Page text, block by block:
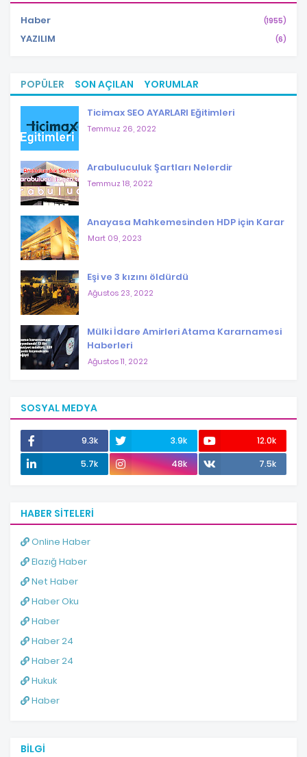
Haber (1955)
YAZILIM (6)
POPÜLER SON AÇILAN YORUMLAR
Ticimax SEO AYARLARI Eğitimleri
Temmuz 26, 2022
Arabuluculuk Şartları Nelerdir
Temmuz 18, 2022
Anayasa Mahkemesinden HDP için Karar
Mart 09, 2023
Eşi ve 3 kızını öldürdü
Ağustos 23, 2022
Mülki İdare Amirleri Atama Kararnamesi
Haberleri
Ağustos 11, 2022
SOSYAL MEDYA
9.3k 3.9k
12.0k
5.7k
48k 7.5k
HABER SITELERI
Online Haber
Elazığ Haber
Net Haber
Haber Oku
Haber
Haber 24
Haber 24
Hukuk
Haber
BILGI